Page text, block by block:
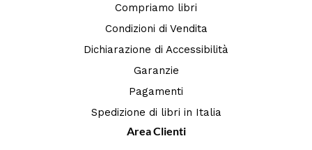
Compriamo libri
Condizioni di Vendita
Dichiarazione di Accessibilità
Garanzie
Pagamenti
Spedizione di libri in Italia
Area Clienti